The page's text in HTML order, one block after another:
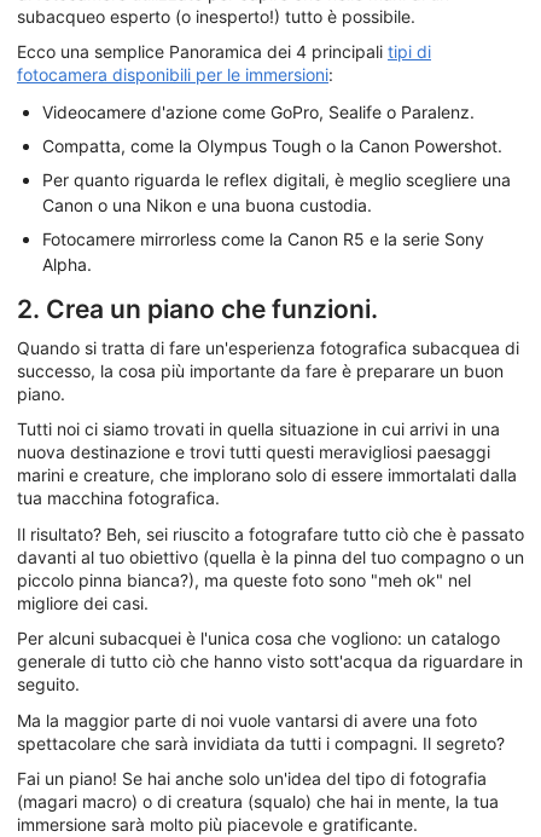
subacqueo esperto (o inesperto!) tutto è possibile.
Ecco una semplice Panoramica dei 4 principali tipi di
fotocamera disponibili per le immersioni:
Videocamere d'azione come GoPro, Sealife o Paralenz.
Compatta, come la Olympus Tough o la Canon Powershot.
Per quanto riguarda le reflex digitali, è meglio scegliere una
Canon o una Nikon e una buona custodia.
Fotocamere mirrorless come la Canon R5 e la serie Sony
Alpha.
2. Crea un piano che funzioni.
Quando si tratta di fare un'esperienza fotografica subacquea di
successo, la cosa più importante da fare è preparare un buon
piano.
Tutti noi ci siamo trovati in quella situazione in cui arrivi in una
nuova destinazione e trovi tutti questi meravigliosi paesaggi
marini e creature, che implorano solo di essere immortalati dalla
tua macchina fotografica.
Il risultato? Beh, sei riuscito a fotografare tutto ciò che è passato
davanti al tuo obiettivo (quella è la pinna del tuo compagno o un
piccolo pinna bianca?), ma queste foto sono "meh ok" nel
migliore dei casi.
Per alcuni subacquei è l'unica cosa che vogliono: un catalogo
generale di tutto ciò che hanno visto sott'acqua da riguardare in
seguito.
Ma la maggior parte di noi vuole vantarsi di avere una foto
spettacolare che sarà invidiata da tutti i compagni. Il segreto?
Fai un piano! Se hai anche solo un'idea del tipo di fotografia
(magari macro) o di creatura (squalo) che hai in mente, la tua
immersione sarà molto più piacevole e gratificante.